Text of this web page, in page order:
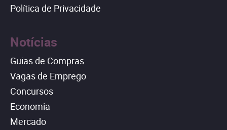
Política de Privacidade
Notícias
Guias de Compras
Vagas de Emprego
Concursos
Economia
Mercado